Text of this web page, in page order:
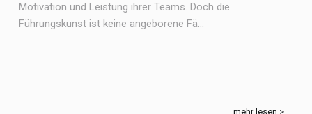
Motivation und Leistung ihrer Teams. Doch die
Führungskunst ist keine angeborene Fä...
mehr lesen >